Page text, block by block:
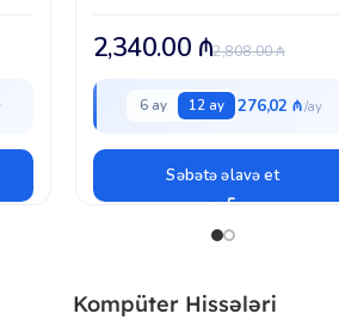
2,808.00₼
2,340.00 ₼
6 ay 12 ay 276,02 ₼
Səbətə əlavə et
Kompüter Hissələri